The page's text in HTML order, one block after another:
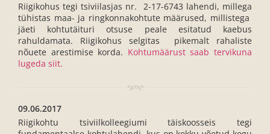
Riigikohus tegi tsiviilasjas nr. 2-17-6743 lahendi, millega
tühistas maa- ja ringkonnakohtute määrused, millistega
jäeti kohtutäituri otsuse peale esitatud kaebus
rahuldamata. Riigikohus selgitas pikemalt rahaliste
nõuete arestimise korda. Kohtumäärust saab tervikuna
lugeda siit.
09.06.2017
Riigikohtu tsiviilkolleegiumi täiskoosseis tegi